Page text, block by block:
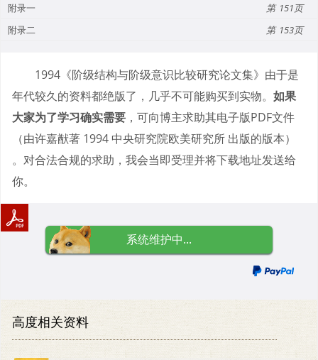
附录一
151
附录二
153
1994《阶级结构与阶级意识比较研究论文集》由于是
年代较久的资料都绝版了，几乎不可能购买到实物。 如果
大家为了学习确实需要 ，可向博主求助其电子版PDF文件
（由许嘉猷著 1994 中央研究院欧美研究所 出版的版本）
。对合法合规的求助，我会当即受理并将下载地址发送给
你。
系统维护中...
高度相关资料